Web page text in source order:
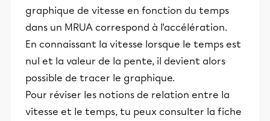
graphique de vitesse en fonction du temps
dans un MRUA correspond à l'accélération.
En connaissant la vitesse lorsque le temps est
nul et la valeur de la pente, il devient alors
possible de tracer le graphique.
Pour réviser les notions de relation entre la
vitesse et le temps, tu peux consulter la fiche